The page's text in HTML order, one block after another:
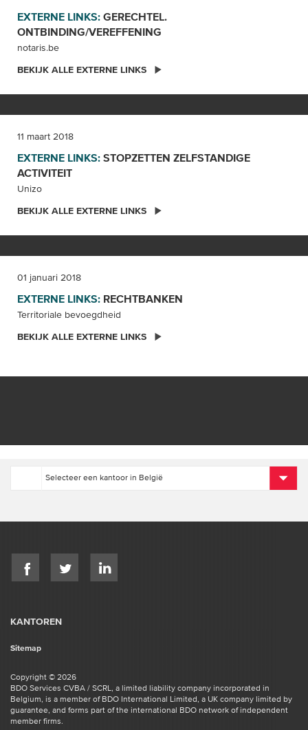
EXTERNE LINKS:GERECHTEL.
ONTBINDING/VEREFFENING
notaris.be
BEKIJK ALLE EXTERNE LINKS
11 maart 2018
EXTERNE LINKS:STOPZETTEN ZELFSTANDIGE
ACTIVITEIT
Unizo
BEKIJK ALLE EXTERNE LINKS
01 januari 2018
EXTERNE LINKS: RECHTBANKEN
Territoriale bevoegdheid
BEKIJK ALLE EXTERNE LINKS
KANTOREN
Sitemap
Copyright © 2026
BDO Services CVBA / SCRL, a limited liability company incorporated in
Belgium, is a member of BDO International Limited, a UK company limited by
guarantee, and forms part of the international BDO network of independent
member firms.